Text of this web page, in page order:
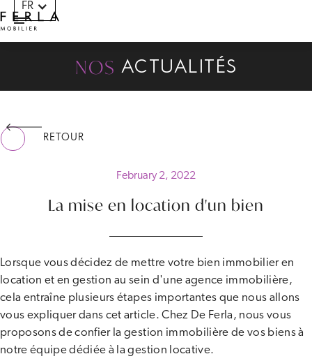
FR
NOS ACTUALITÉS
RETOUR
February 2, 2022
La mise en location d'un bien
Lorsque vous décidez de mettre votre bien immobilier en
location et en gestion au sein d'une agence immobilière,
cela entraîne plusieurs étapes importantes que nous allons
vous expliquer dans cet article. Chez De Ferla, nous vous
proposons de confier la gestion immobilière de vos biens à
notre équipe dédiée à la gestion locative.
Panneau de gestion des cookies